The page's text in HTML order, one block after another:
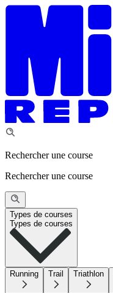
Rechercher une course
Rechercher une course
Types de courses
Types de courses
Running Trail Triathlon